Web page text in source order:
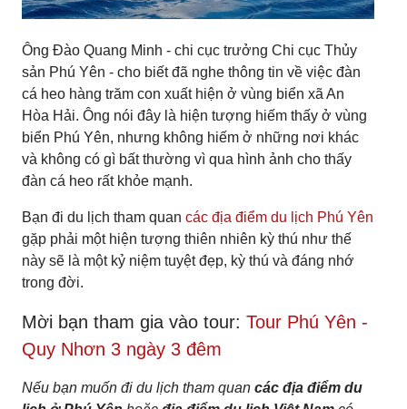
Ông Đào Quang Minh - chi cục trưởng Chi cục Thủy
sản Phú Yên - cho biết đã nghe thông tin về việc đàn
cá heo hàng trăm con xuất hiện ở vùng biển xã An
Hòa Hải. Ông nói đây là hiện tượng hiếm thấy ở vùng
biển Phú Yên, nhưng không hiếm ở những nơi khác
và không có gì bất thường vì qua hình ảnh cho thấy
đàn cá heo rất khỏe mạnh.
Bạn đi du lịch tham quan các địa điểm du lịch Phú Yên
gặp phải một hiện tượng thiên nhiên kỳ thú như thế
này sẽ là một kỷ niệm tuyệt đẹp, kỳ thú và đáng nhớ
trong đời.
Mời bạn tham gia vào tour: Tour Phú Yên -
Quy Nhơn 3 ngày 3 đêm
Nếu bạn muốn đi du lịch tham quan các địa điểm du